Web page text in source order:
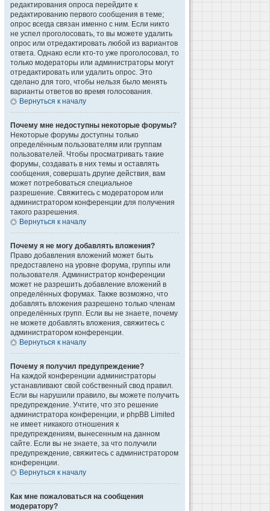
редактирования опроса перейдите к
редактированию первого сообщения в теме;
опрос всегда связан именно с ним. Если никто
не успел проголосовать, то вы можете удалить
опрос или отредактировать любой из вариантов
ответа. Однако если кто-то уже проголосовал, то
только модераторы или администраторы могут
отредактировать или удалить опрос. Это
сделано для того, чтобы нельзя было менять
варианты ответов во время голосования.
Вернуться к началу
Почему мне недоступны некоторые форумы?
Некоторые форумы доступны только
определённым пользователям или группам
пользователей. Чтобы просматривать такие
форумы, создавать в них темы и оставлять
сообщения, совершать другие действия, вам
может потребоваться специальное
разрешение. Свяжитесь с модератором или
администратором конференции для получения
такого разрешения.
Вернуться к началу
Почему я не могу добавлять вложения?
Право добавления вложений может быть
предоставлено на уровне форума, группы или
пользователя. Администратор конференции
может не разрешить добавление вложений в
определённых форумах. Также возможно, что
добавлять вложения разрешено только членам
определённых групп. Если вы не знаете, почему
не можете добавлять вложения, свяжитесь с
администратором конференции.
Вернуться к началу
Почему я получил предупреждение?
На каждой конференции администраторы
устанавливают свой собственный свод правил.
Если вы нарушили правило, вы можете получить
предупреждение. Учтите, что это решение
администратора конференции, и phpBB Limited
не имеет никакого отношения к
предупреждениям, вынесенным на данном
сайте. Если вы не знаете, за что получили
предупреждение, свяжитесь с администратором
конференции.
Вернуться к началу
Как мне пожаловаться на сообщения
модератору?